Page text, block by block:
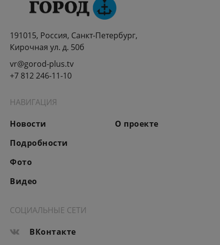
191015, Россия, Санкт-Петербург,
Кирочная ул. д. 50б
vr@gorod-plus.tv
+7 812 246-11-10
НАВИГАЦИЯ
Новости
Подробности
Фото
Видео
О проекте
СОЦИАЛЬНЫЕ СЕТИ
ВКонтакте